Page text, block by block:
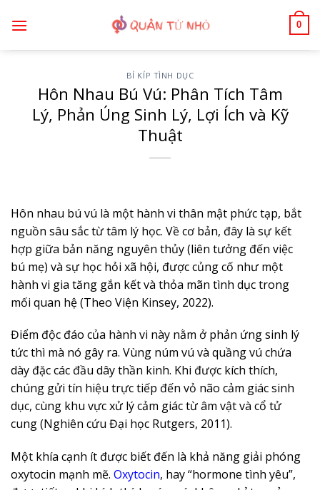
qua
0
BÍ KÍP TÌNH DỤC
Hôn Nhau Bú Vú: Phân Tích Tâm
Lý, Phản Úng Sinh Lý, Lợi Ích và Kỹ
Thuật
Hôn nhau bú vú là một hành vi thân mật phức tạp, bắt
nguồn sâu sắc từ tâm lý học. Về cơ bản, đây là sự kết
hợp giữa bản năng nguyên thủy (liên tưởng đến việc
bú mẹ) và sự học hỏi xã hội, được củng cố như một
hành vi gia tăng gắn kết và thỏa mãn tình dục trong
mối quan hệ (Theo Viện Kinsey, 2022).
Điểm độc đáo của hành vi này nằm ở phản ứng sinh lý
tức thì mà nó gây ra. Vùng núm vú và quầng vú chứa
dày đặc các đầu dây thần kinh. Khi được kích thích,
chúng gửi tín hiệu trực tiếp đến vỏ não cảm giác sinh
dục, cùng khu vực xử lý cảm giác từ âm vật và cổ tử
cung (Nghiên cứu Đại học Rutgers, 2011).
Một khía cạnh ít được biết đến là khả năng giải phóng
oxytocin mạnh mẽ. Oxytocin, hay “hormone tình yêu”,